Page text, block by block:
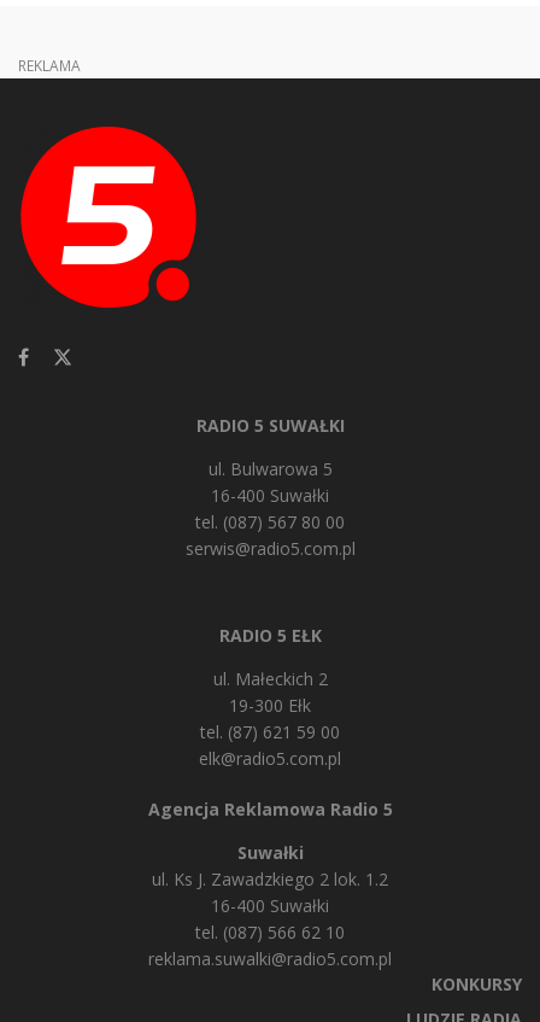
REKLAMA
RADIO 5 SUWAŁKI
ul. Bulwarowa 5
16-400 Suwałki
tel. (087) 567 80 00
serwis@radio5.com.pl
RADIO 5 EŁK
ul. Małeckich 2
19-300 Ełk
tel. (87) 621 59 00
elk@radio5.com.pl
Agencja Reklamowa Radio 5
Suwałki
ul. Ks J. Zawadzkiego 2 lok. 1.2
16-400 Suwałki
tel. (087) 566 62 10
reklama.suwalki@radio5.com.pl
KONKURSY